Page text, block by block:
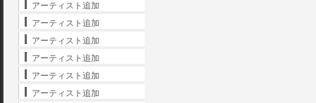
アーティスト追加
アーティスト追加
アーティスト追加
アーティスト追加
アーティスト追加
アーティスト追加